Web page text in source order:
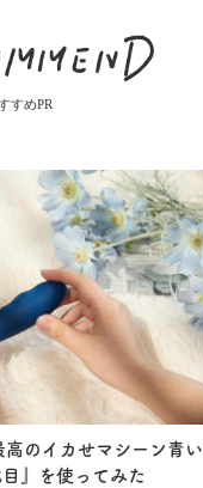
すめPR
のイカせマシーン青い
』を使ってみた